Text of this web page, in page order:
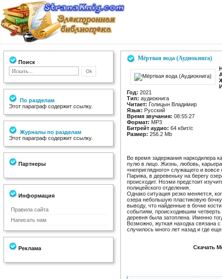
Поиск
По разделам
Этот параграф содержит ссылку.
Журналы по разделам
Этот параграф содержит ссылку.
Партнеры
Информация
Правила сайта
Написать нам
Реклама
Мёртвая вода (Аудиокнига)
Год: 2021
Тип: аудиокнига
Читает: Голицын Владимир
Язык: Русский
Время звучания: 08:55:27
Формат: MP3
Битрейт аудио: 64 кбит/c
Размер: 256.2 Mb
Во время задержания наркодилера
пулю в лицо. Жизнь, любовь,
«неприглядного» служащего и
Парижа, в деревеньку на берегу
происходит. Ноэми предстоит
полицейского отделения.
Однако ситуация резко меняется,
озера небольшую пластиковую
выводу, что найденные в бочке
событиям, происходившим четверть
деревня была затоплена. Именно
Возможно, жуткая находка связана
случилось много лет назад и где
Скачать